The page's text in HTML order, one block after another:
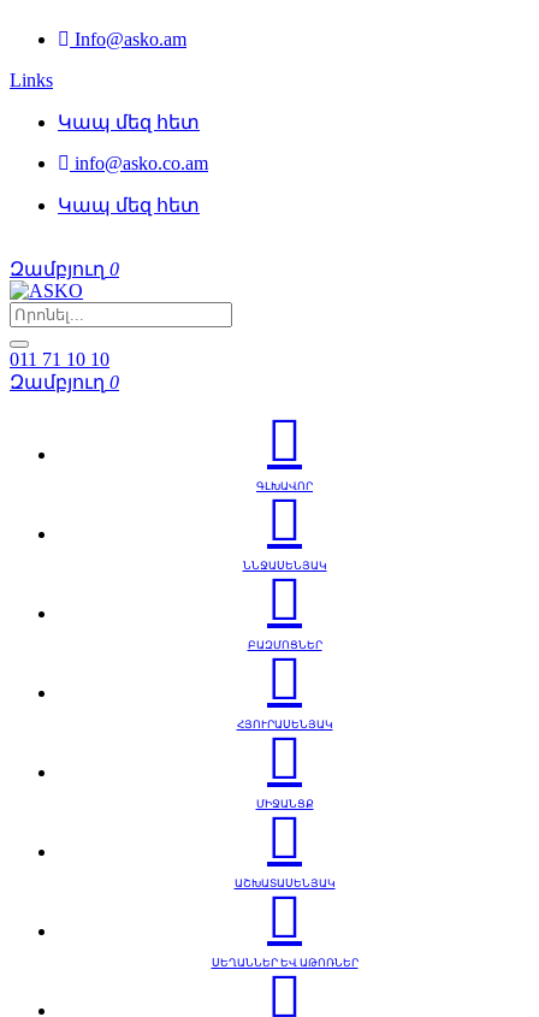
Info@asko.am
Links
Կապ մեզ հետ
info@asko.co.am
Կապ մեզ հետ
Զամբյուղ 0
011 71 10 10
Զամբյուղ 0
ԳԼԽԱՎՈՐ
ՆՆՋԱՍԵՆՅԱԿ
ԲԱԶՄՈՑՆԵՐ
ՀՅՈՒՐԱՍԵՆՅԱԿ
ՄԻՋԱՆՑՔ
ԱՇԽԱՏԱՍԵՆՅԱԿ
ՍԵՂԱՆՆԵՐ ԵՎ ԱԹՈՌՆԵՐ